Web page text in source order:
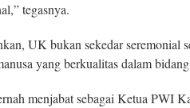
tegasnya.
UK bukan sekedar seremonial
yang berkualitas dalam
menjabat sebagai Ketua PWI